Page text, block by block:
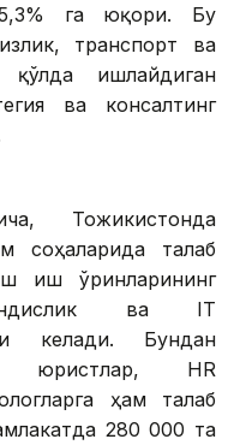
га юқори. Бу
транспорт ва
ишлайдиган
ва консалтинг
Тожикистонда
соҳаларида талаб
иш ўринларининг
ва IТ
келади. Бундан
юристлар, HR
ҳам талаб
280 000 та